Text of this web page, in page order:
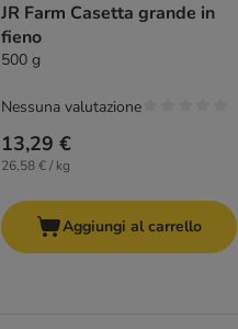
JR Farm Casetta grande in
fieno
500 g
13,29 €
26,58 € / kg
Nessuna valutazione
Aggiungi al carrello